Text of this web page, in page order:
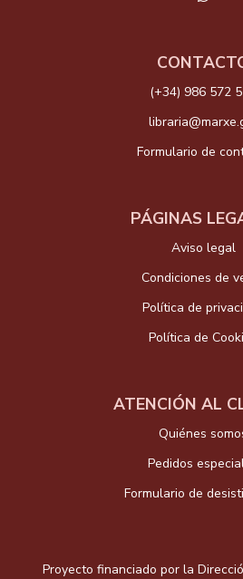
(+34) 986 572
Formulario de
PÁGINAS
Aviso legal
Condiciones de
Política de
Política de
ATENCIÓN AL
Quiénes
Pedidos
Formulario de
Proyecto financiado por la